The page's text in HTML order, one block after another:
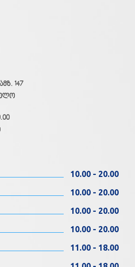
147
10.00 - 20.00
10.00 - 20.00
10.00 - 20.00
10.00 - 20.00
11.00 - 18.00